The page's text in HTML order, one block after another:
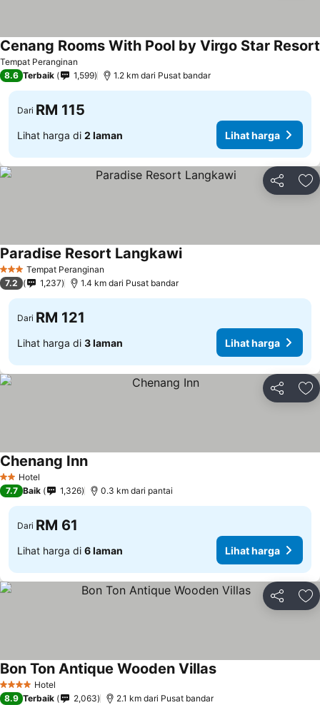
Tempat Peranginan
Cenang Rooms With Pool by Virgo Star Resort
8.6 Terbaik 1,599 1.2 km dari Pusat bandar
Dari RM 115
Lihat harga di 2 laman Lihat harga
Kongsi
3 BintangTempat Peranginan
Paradise Resort Langkawi
7.2 1,237 1.4 km dari Pusat bandar
Dari RM 121
Lihat harga di 3 laman Lihat harga
Kongsi
2 Bintang
Hotel
Chenang Inn
7.7 Baik 1,326 0.3 km dari pantai
Dari RM 61
Lihat harga di 6 laman Lihat harga
Kongsi
4 BintangHotel
Bon Ton Antique Wooden Villas
8.9 Terbaik 2,063 2.1 km dari Pusat bandar